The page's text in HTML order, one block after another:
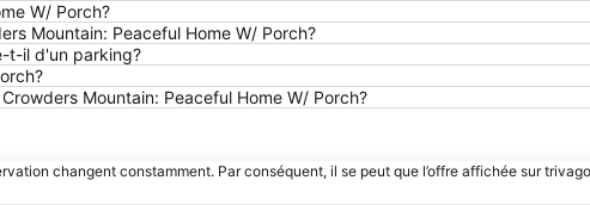
W/ Porch?
Mountain: Peaceful Home W/ Porch?
t-il d'un parking?
Mountain: Peaceful Home W/ Porch?
changent constamment. Par conséquent, il se peut que l’offre affichée sur